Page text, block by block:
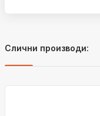
Слични производи: